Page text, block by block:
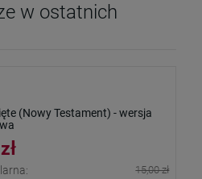
w ostatnich
(Nowy Testament) - wersja
15,00 zł